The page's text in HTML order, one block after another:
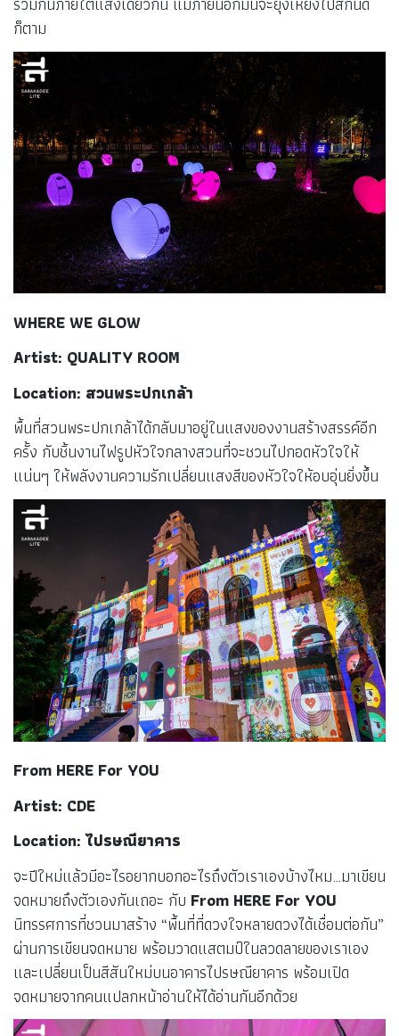
ก็ตาม
WHERE WE GLOW
Artist: QUALITY ROOM
Location: สวนพระปกเกล้า
พื้นที่สวนพระปกเกล้าได้กลับมาอยู่ในแสงของงานสร้างสรรค์อีก
ครั้ง กับชิ้นงานไฟรูปหัวใจกลางสวนที่จะชวนไปกอดหัวใจให้
แน่นๆ ให้พลังงานความรักเปลี่ยนแสงสีของหัวใจให้อบอุ่นยิ่งขึ้น
From HERE For YOU
Artist: CDE
Location: ไปรษณียาคาร
จะปีใหม่แล้วมีอะไรอยากบอกอะไรถึงตัวเราเองบ้างไหม…มาเขียน
จดหมายถึงตัวเองกันเถอะ กับ From HERE For YOU
นิทรรศการที่ชวนมาสร้าง “พื้นที่ที่ดวงใจหลายดวงได้เชื่อมต่อกัน”
ผ่านการเขียนจดหมาย พร้อมวาดแสตมป์ในลวดลายของเราเอง
และเปลี่ยนเป็นสีสันใหม่บนอาคารไปรษณียาคาร พร้อมเปิด
จดหมายจากคนแปลกหน้าอ่านให้ได้อ่านกันอีกด้วย